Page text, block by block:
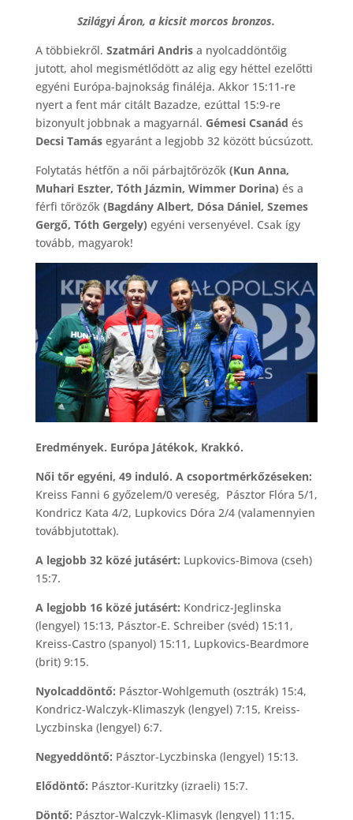
Szilágyi Áron, a kicsit morcos bronzos.
A többiekről. Szatmári Andrisa nyolcaddöntőig
jutott, ahol megismétlődött az alig egy héttel ezelőtti
egyéni Európa-bajnokság fináléja. Akkor 15:11-re
nyert a fent már citált Bazadze, ezúttal 15:9-re
bizonyult jobbnak a magyarnál. Gémesi Csanád és
Decsi Tamásegyaránt a legjobb 32 között búcsúzott.
Folytatás hétfőn a női párbajtőrözők (Kun Anna,
Muhari Eszter, Tóth Jázmin, Wimmer Dorina) és a
férfi tőrözők (Bagdány Albert, Dósa Dániel, Szemes
Gergő, Tóth Gergely) egyéni versenyével. Csak így
tovább, magyarok!
Eredmények. Európa Játékok, Krakkó.
Női tőr egyéni, 49 induló. A csoportmérkőzéseken:
Kreiss Fanni 6 győzelem/0 vereség, Pásztor Flóra 5/1,
Kondricz Kata 4/2, Lupkovics Dóra 2/4 (valamennyien
továbbjutottak).
A legjobb 32 közé jutásért: Lupkovics-Bimova (cseh)
15:7.
A legjobb 16 közé jutásért: Kondricz-Jeglinska
(lengyel) 15:13, Pásztor-E. Schreiber (svéd) 15:11,
Kreiss-Castro (spanyol) 15:11, Lupkovics-Beardmore
(brit) 9:15.
Nyolcaddöntő: Pásztor-Wohlgemuth (osztrák) 15:4,
Kondricz-Walczyk-Klimaszyk (lengyel) 7:15, Kreiss-
Lyczbinska (lengyel) 6:7.
Negyeddöntő: Pásztor-Lyczbinska (lengyel) 15:13.
Elődöntő: Pásztor-Kuritzky (izraeli) 15:7.
Döntő: Pásztor-Walczyk-Klimasyk (lengyel) 11:15.